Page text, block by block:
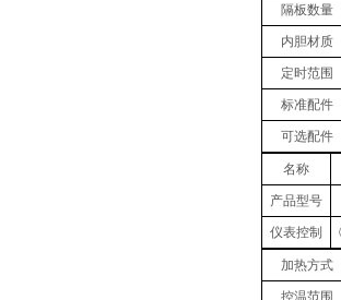
隔板数量
内胆材质
定时范围
标准配件
可选配件
名称
产品型号
仪表控制
加热方式
控温范围